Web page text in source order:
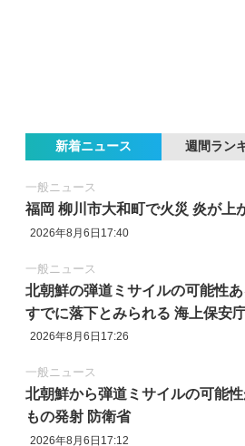
新着ニュース 週間ラン
一般ニュース
福岡 柳川市大和町で火災 炎が上
2026年8月6日17:40
一般ニュース
北朝鮮の弾道ミサイルの可能性
すでに落下とみられる 海上保安
2026年8月6日17:26
一般ニュース
北朝鮮から弾道ミサイルの可能
もの発射 防衛省
2026年8月6日17:12